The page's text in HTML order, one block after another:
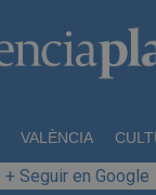
VALÈNCIA
+ Seguir en Google